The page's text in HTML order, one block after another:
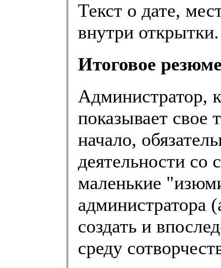
Текст о дате,
внутри открытки.
Итоговое
Администратор,
показывает свое
начало,
деятельности со
маленькие
администратора
создать и
среду